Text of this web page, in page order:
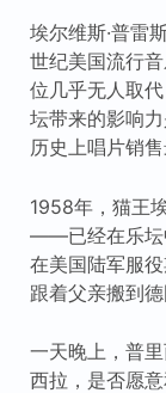
埃尔维斯·普
世纪美国流行
位几乎无人取
坛带来的影响
历史上唱片销
1958年，猫王
——已经在乐坛
在美国陆军服
跟着父亲搬到德
一天晚上，普
西拉，是否愿